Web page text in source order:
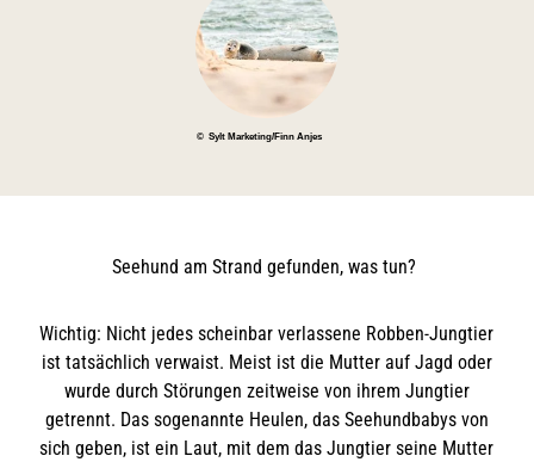
© Sylt Marketing/Finn Anjes
Seehund am Strand gefunden, was tun?
Wichtig: Nicht jedes scheinbar verlassene Robben-Jungtier
ist tatsächlich verwaist. Meist ist die Mutter auf Jagd oder
wurde durch Störungen zeitweise von ihrem Jungtier
getrennt. Das sogenannte Heulen, das Seehundbabys von
sich geben, ist ein Laut, mit dem das Jungtier seine Mutter